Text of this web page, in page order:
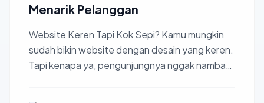
Menarik Pelanggan
Website Keren Tapi Kok Sepi? Kamu mungkin
sudah bikin website dengan desain yang keren.
Tapi kenapa ya, pengunjungnya nggak nambah,